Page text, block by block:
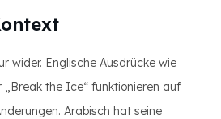
wider. Englische Ausdrücke wie
„Break the Ice“ funktionieren auf
Arabisch hat seine